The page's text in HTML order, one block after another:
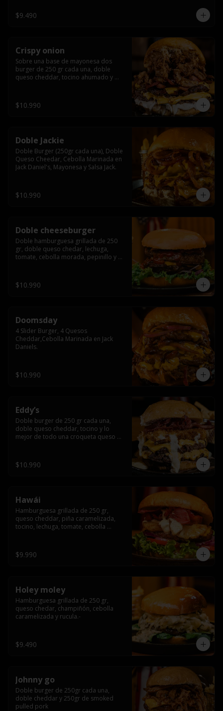
$9.490
Crispy onion
Sobre una base de mayonesa dos
burger de 250 gr cada una, doble
queso cheddar, tocino ahumado y
$10.990
Doble Jackie
Doble Burger (250gr cada una), Doble
Queso Cheedar, Cebolla Marinada en
Jack Daniel's, Mayonesa y Salsa Jack.
$10.990
Doble cheeseburger
Doble hamburguesa grillada de 250
gr, doble queso chedar, lechuga,
tomate, cebolla morada, pepinillo y
$10.990
Doomsday
4 Slider Burger, 4 Quesos
Cheddar,Cebolla Marinada en Jack
Daniels.
$10.990
Eddy’s
Doble burger de 250 gr cada una,
doble queso cheddar, tocino y lo
mejor de todo una croqueta queso
$10.990
Hawái
Hamburguesa grillada de 250 gr,
queso cheddar, piña caramelizada,
tocino, lechuga, tomate, cebolla
$9.990
Holey moley
Hamburguesa grillada de 250 gr,
queso chedar, champiñón, cebolla
caramelizada y rucula.-
$9.490
Johnny go
Doble burger de 250gr cada una,
doble cheddar y 250gr de smoked
pulled pork